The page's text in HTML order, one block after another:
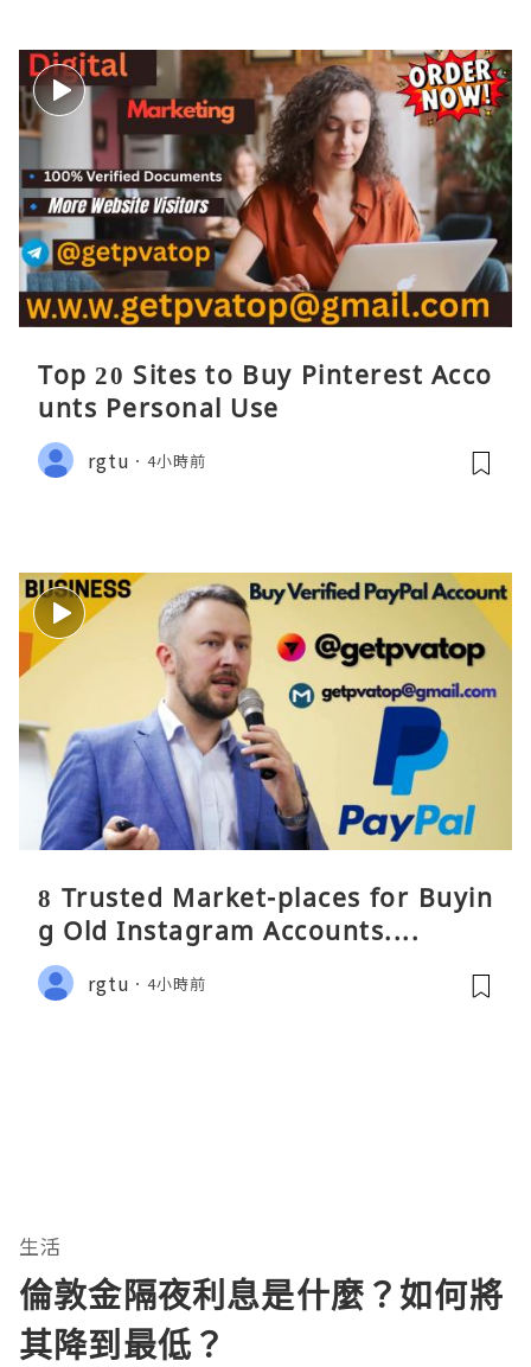
Top 20 Sites to Buy Pinterest Acco
unts Personal Use
rgtu 4小時前
8 Trusted Market-places for Buyin
g Old Instagram Accounts....
rgtu 4小時前
生活
倫敦金隔夜利息是什麼？如何將
其降到最低？